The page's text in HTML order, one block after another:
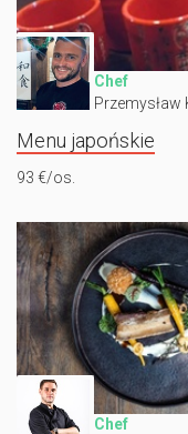
Chef
Przemysław
Menu japońskie
93 €/os.
Chef